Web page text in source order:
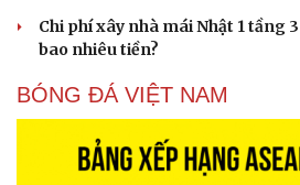
Chi phí xây nhà mái Nhật 1 tầng
bao nhiêu tiền?
BÓNG ĐÁ VIỆT NAM